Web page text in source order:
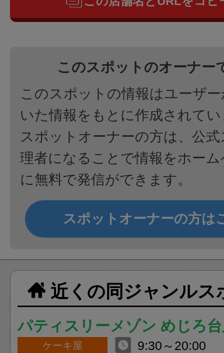
このスポットのオーナー
このスポットの情報はユーザ
いた情報をもとに作成されて
スポットオーナーの方は、公
理者になることで情報をホー
に無料で発信ができます。
スポットオーナーの方は
近くの同ジャンルス
パティスリーメゾン めじろ
ケーキ屋
9:30～20:00